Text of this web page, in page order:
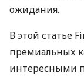
ожидания.
В этой статье
премиальных
интересными